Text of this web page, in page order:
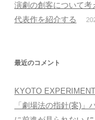
演劇の創客について考
代表作を紹介する
最近のコメント
KYOTO
「劇場法の指針(案)